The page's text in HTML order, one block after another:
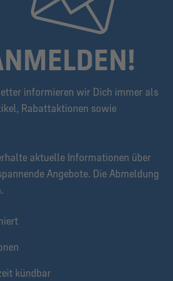
informieren wir Dich immer als
Rabattaktionen sowie
aktuelle Informationen über
Angebote. Die Abmeldung
kündbar